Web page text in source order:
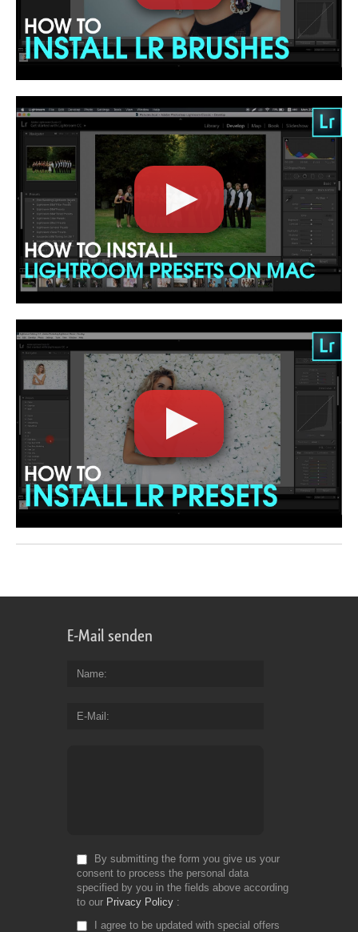
E-Mail senden
Name
E-Mail
By submitting the form you give us your
consent to process the personal data
specified by you in the fields above according
to our Privacy Policy
I agree to be updated with special offers